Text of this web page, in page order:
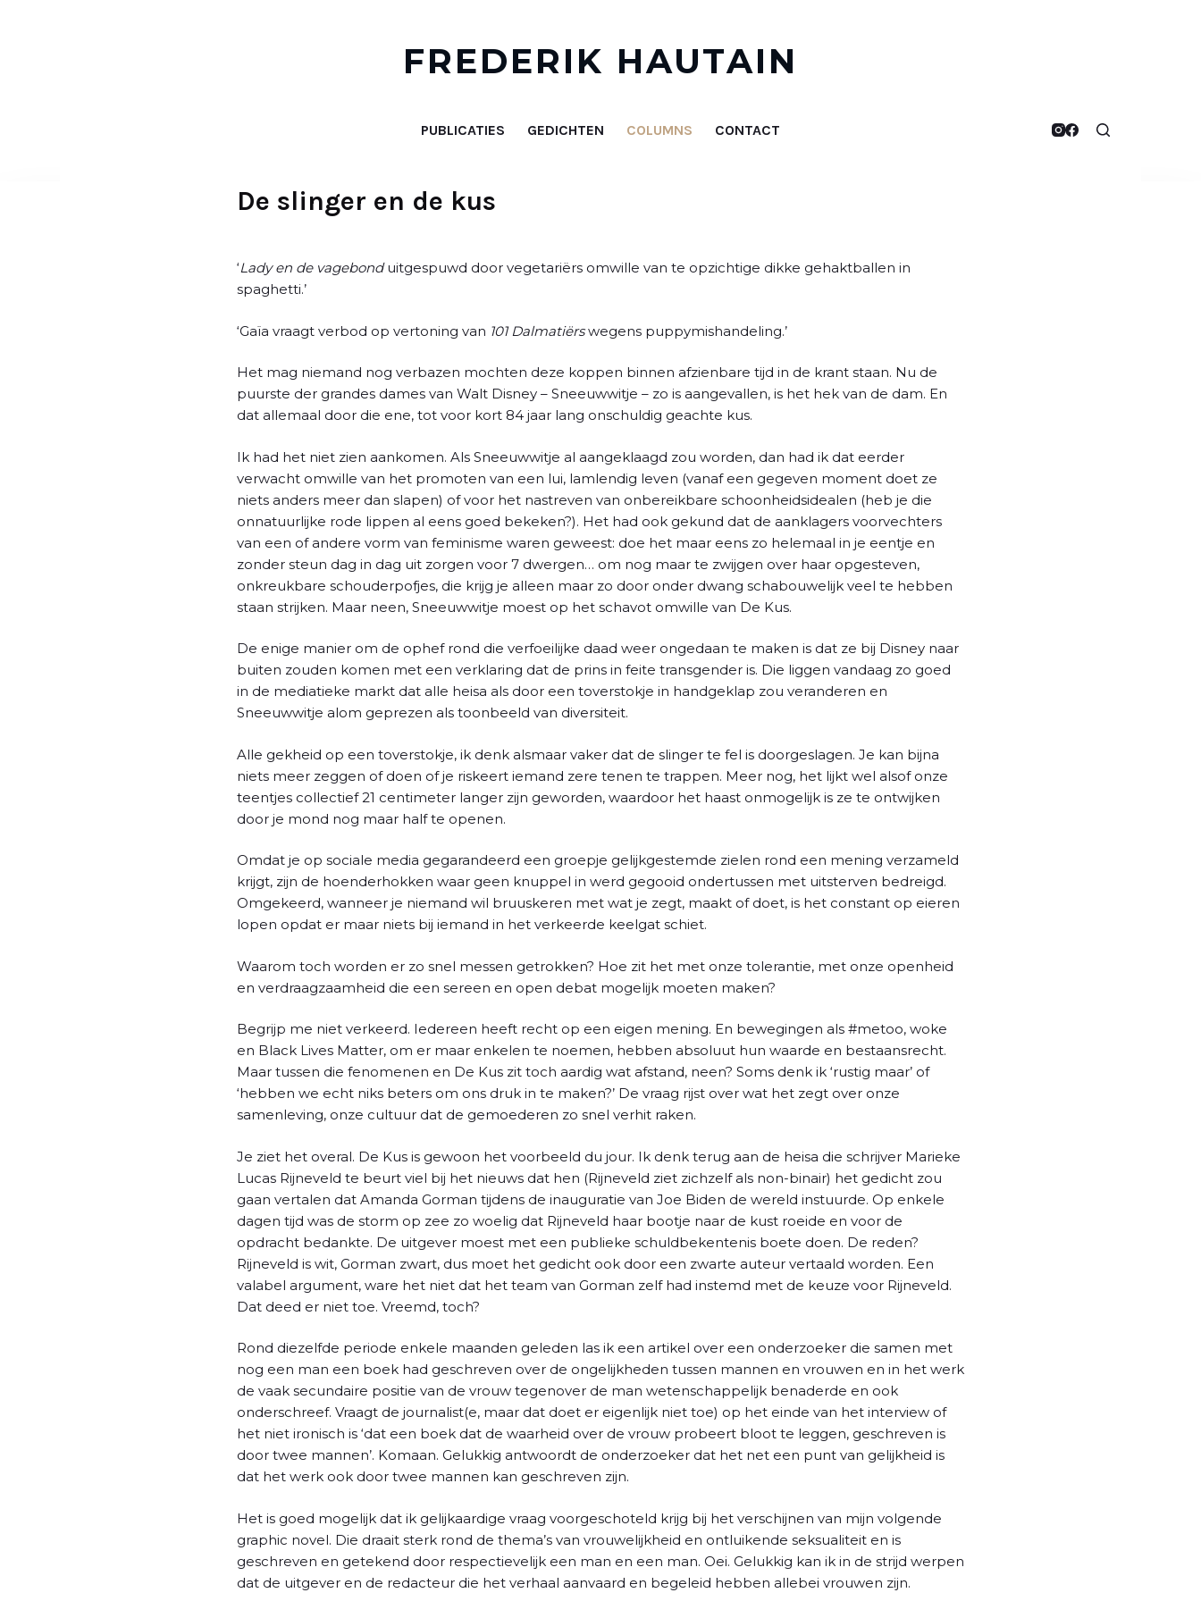
FREDERIK HAUTAIN
PUBLICATIES GEDICHTEN COLUMNS CONTACT
De slinger en de kus
‘Lady en de vagebonduitgespuwd door vegetariërs omwille van te opzichtige dikke gehaktballen in
spaghetti.’
‘Gaïa vraagt verbod op vertoning van 101 Dalmatiërswegens puppymishandeling.’
Het mag niemand nog verbazen mochten deze koppen binnen afzienbare tijd in de krant staan. Nu de
puurste der grandes dames van Walt Disney – Sneeuwwitje – zo is aangevallen, is het hek van de dam. En
dat allemaal door die ene, tot voor kort 84 jaar lang onschuldig geachte kus.
Ik had het niet zien aankomen. Als Sneeuwwitje al aangeklaagd zou worden, dan had ik dat eerder
verwacht omwille van het promoten van een lui, lamlendig leven (vanaf een gegeven moment doet ze
niets anders meer dan slapen) of voor het nastreven van onbereikbare schoonheidsidealen (heb je die
onnatuurlijke rode lippen al eens goed bekeken?). Het had ook gekund dat de aanklagers voorvechters
van een of andere vorm van feminisme waren geweest: doe het maar eens zo helemaal in je eentje en
zonder steun dag in dag uit zorgen voor 7 dwergen… om nog maar te zwijgen over haar opgesteven,
onkreukbare schouderpofjes, die krijg je alleen maar zo door onder dwang schabouwelijk veel te hebben
staan strijken. Maar neen, Sneeuwwitje moest op het schavot omwille van De Kus.
De enige manier om de ophef rond die verfoeilijke daad weer ongedaan te maken is dat ze bij Disney naar
buiten zouden komen met een verklaring dat de prins in feite transgender is. Die liggen vandaag zo goed
in de mediatieke markt dat alle heisa als door een toverstokje in handgeklap zou veranderen en
Sneeuwwitje alom geprezen als toonbeeld van diversiteit.
Alle gekheid op een toverstokje, ik denk alsmaar vaker dat de slinger te fel is doorgeslagen. Je kan bijna
niets meer zeggen of doen of je riskeert iemand zere tenen te trappen. Meer nog, het lijkt wel alsof onze
teentjes collectief 21 centimeter langer zijn geworden, waardoor het haast onmogelijk is ze te ontwijken
door je mond nog maar half te openen.
Omdat je op sociale media gegarandeerd een groepje gelijkgestemde zielen rond een mening verzameld
krijgt, zijn de hoenderhokken waar geen knuppel in werd gegooid ondertussen met uitsterven bedreigd.
Omgekeerd, wanneer je niemand wil bruuskeren met wat je zegt, maakt of doet, is het constant op eieren
lopen opdat er maar niets bij iemand in het verkeerde keelgat schiet.
Waarom toch worden er zo snel messen getrokken? Hoe zit het met onze tolerantie, met onze openheid
en verdraagzaamheid die een sereen en open debat mogelijk moeten maken?
Begrijp me niet verkeerd. Iedereen heeft recht op een eigen mening. En bewegingen als #metoo, woke
en Black Lives Matter, om er maar enkelen te noemen, hebben absoluut hun waarde en bestaansrecht.
Maar tussen die fenomenen en De Kus zit toch aardig wat afstand, neen? Soms denk ik ‘rustig maar’ of
‘hebben we echt niks beters om ons druk in te maken?’ De vraag rijst over wat het zegt over onze
samenleving, onze cultuur dat de gemoederen zo snel verhit raken.
Je ziet het overal. De Kus is gewoon het voorbeeld du jour. Ik denk terug aan de heisa die schrijver Marieke
Lucas Rijneveld te beurt viel bij het nieuws dat hen (Rijneveld ziet zichzelf als non-binair) het gedicht zou
gaan vertalen dat Amanda Gorman tijdens de inauguratie van Joe Biden de wereld instuurde. Op enkele
dagen tijd was de storm op zee zo woelig dat Rijneveld haar bootje naar de kust roeide en voor de
opdracht bedankte. De uitgever moest met een publieke schuldbekentenis boete doen. De reden?
Rijneveld is wit, Gorman zwart, dus moet het gedicht ook door een zwarte auteur vertaald worden. Een
valabel argument, ware het niet dat het team van Gorman zelf had instemd met de keuze voor Rijneveld.
Dat deed er niet toe. Vreemd, toch?
Rond diezelfde periode enkele maanden geleden las ik een artikel over een onderzoeker die samen met
nog een man een boek had geschreven over de ongelijkheden tussen mannen en vrouwen en in het werk
de vaak secundaire positie van de vrouw tegenover de man wetenschappelijk benaderde en ook
onderschreef. Vraagt de journalist(e, maar dat doet er eigenlijk niet toe) op het einde van het interview of
het niet ironisch is ‘dat een boek dat de waarheid over de vrouw probeert bloot te leggen, geschreven is
door twee mannen’. Komaan. Gelukkig antwoordt de onderzoeker dat het net een punt van gelijkheid is
dat het werk ook door twee mannen kan geschreven zijn.
Het is goed mogelijk dat ik gelijkaardige vraag voorgeschoteld krijg bij het verschijnen van mijn volgende
graphic novel. Die draait sterk rond de thema’s van vrouwelijkheid en ontluikende seksualiteit en is
geschreven en getekend door respectievelijk een man en een man. Oei. Gelukkig kan ik in de strijd werpen
dat de uitgever en de redacteur die het verhaal aanvaard en begeleid hebben allebei vrouwen zijn.